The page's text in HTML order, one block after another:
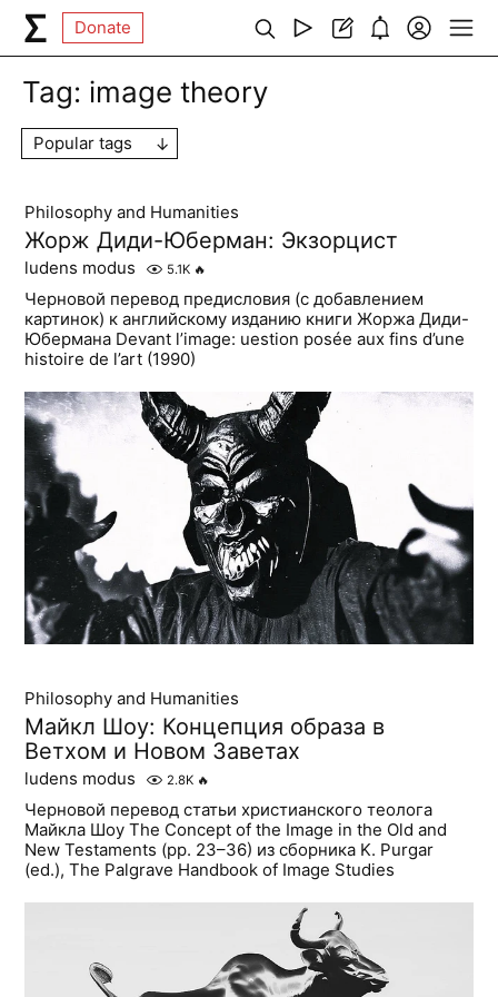
Donate
Tag: image theory
Popular tags
Philosophy and Humanities
Жорж Диди-Юберман: Экзорцист
ludens modus 5.1K 🔥
Черновой перевод предисловия (с добавлением
картинок) к английскому изданию книги Жоржа Диди-
Юбермана Devant l’image: uestion posée aux fins d’une
histoire de l’art (1990)
Philosophy and Humanities
Майкл Шоу: Концепция образа в
Ветхом и Новом Заветах
ludens modus 2.8K 🔥
Черновой перевод статьи христианского теолога
Майкла Шоу The Concept of the Image in the Old and
New Testaments (pp. 23–36) из сборника K. Purgar
(ed.), The Palgrave Handbook of Image Studies